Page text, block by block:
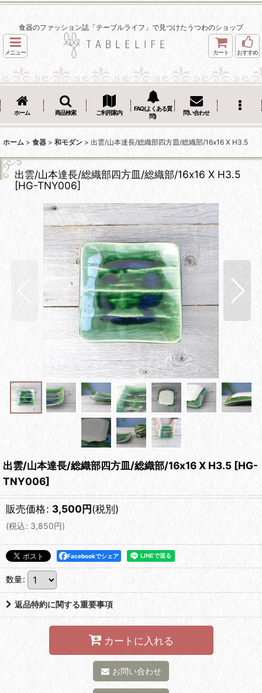
食器のファッション誌「テーブルライフ」で見つけたうつわのショップ
メニュー カート おすすめ
ホーム 商品検索 ご利用案内
FAQ(よくある質
問)
問い合わせ
ホーム > 食器 > 和モダン > 出雲/山本達長/総織部四方皿/総織部/16x16 X H3.5
出雲/山本達長/総織部四方皿/総織部/16x16 X H3.5
[HG-TNY006]
出雲/山本達長/総織部四方皿/総織部/16x16 X H3.5 [HG-
TNY006]
販売価格: 3,500円(税別)
(税込: 3,850円)
Facebookでシェア
数量:
返品特約に関する重要事項
カートに入れる
お問い合わせ